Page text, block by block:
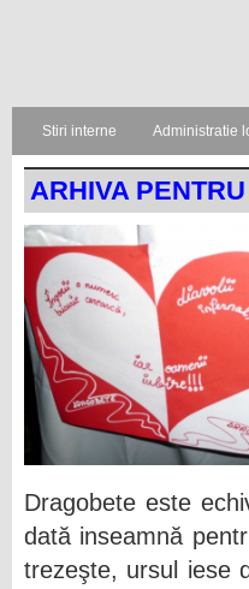
Stiri interne Administratie
ARHIVA
Dragobete este
dată inseamnă
trezeşte, ursul iese